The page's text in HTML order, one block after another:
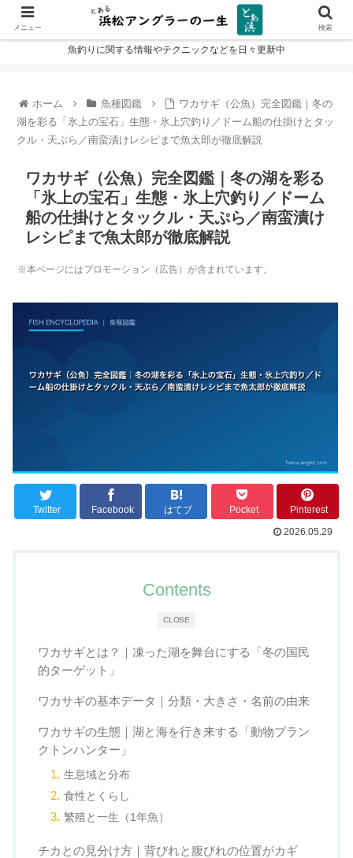
魚釣りに関する情報やテクニックなどを日々更新中
ホーム 魚種図鑑
ワカサギ（公魚）完全図鑑｜冬の
湖を彩る「氷上の宝石」生態・氷上穴釣り／ドーム船の仕掛けとタッ
クル・天ぷら／南蛮漬けレシピまで魚太郎が徹底解説
ワカサギ（公魚）完全図鑑｜冬の湖を彩る
「氷上の宝石」生態・氷上穴釣り／ドーム
船の仕掛けとタックル・天ぷら／南蛮漬け
レシピまで魚太郎が徹底解説
※本ページにはプロモーション（広告）が含まれています。
Twitter Facebook はてブ Pocket
Pinterest
2026.05.29
CLOSE
Contents
ワカサギとは？｜凍った湖を舞台にする「冬の国民
的ターゲット」
ワカサギの基本データ｜分類・大きさ・名前の由来
ワカサギの生態｜湖と海を行き来する「動物プラン
クトンハンター」
生息域と分布
食性とくらし
繁殖と一生（1年魚）
チカとの見分け方｜背びれと腹びれの位置がカギ
メニュー 検索